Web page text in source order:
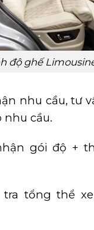
độ ghế
nhu cầu, tư
cầu.
gói độ +
tra tổng thể